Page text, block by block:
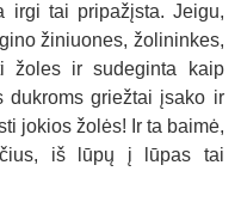
irgi tai pripažįsta. Jeigu,
žiniuones, žolininkes,
žoles ir sudeginta kaip
dukroms griežtai įsako ir
jokios žolės! Ir ta baimė,
iš lūpų į lūpas tai